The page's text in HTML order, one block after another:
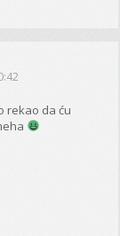
rekao da ću